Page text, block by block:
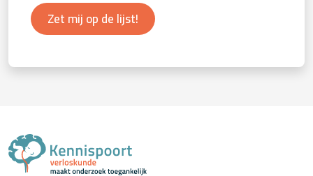
Zet mij op de lijst!